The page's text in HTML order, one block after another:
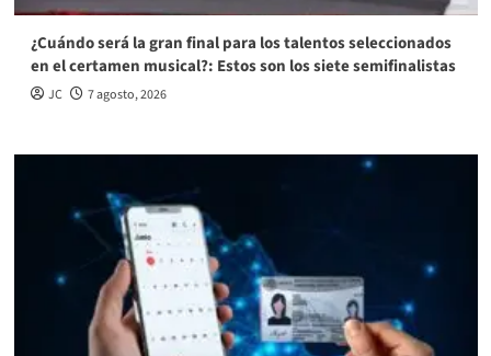
¿Cuándo será la gran final para los talentos seleccionados
en el certamen musical?: Estos son los siete semifinalistas
JC 7 agosto, 2026